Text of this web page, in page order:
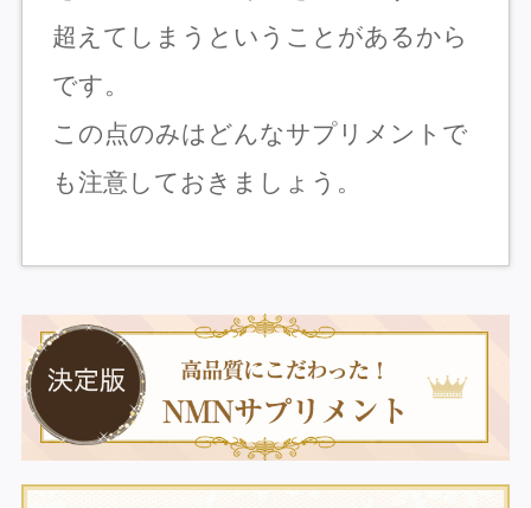
超えてしまうということがあるから
です。
この点のみはどんなサプリメントで
も注意しておきましょう。